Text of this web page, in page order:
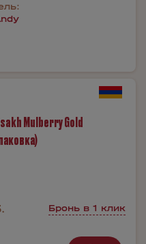
Mulberry Gold
Бронь в 1 клик